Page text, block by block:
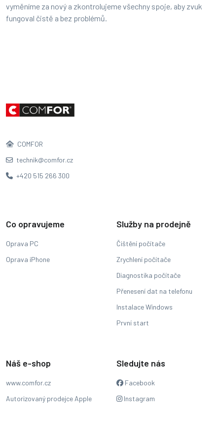
vyměníme za nový a zkontrolujeme všechny spoje, aby zvuk
fungoval čistě a bez problémů.
COMFOR
technik@comfor.cz
+420 515 266 300
Co opravujeme
Oprava PC
Oprava iPhone
Služby na prodejně
Čištění počítače
Zrychlení počítače
Diagnostika počítače
Přenesení dat na telefonu
Instalace Windows
První start
Náš e-shop
www.comfor.cz
Autorizovaný prodejce Apple
Sledujte nás
Facebook
Instagram